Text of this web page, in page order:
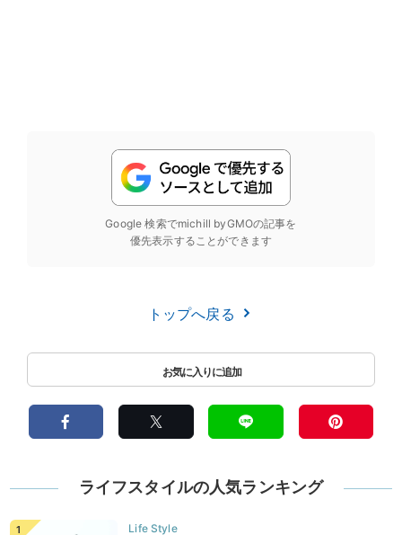
Google 検索でmichill byGMOの記事を
優先表示することができます
トップへ戻る
ライフスタイルの人気ランキング